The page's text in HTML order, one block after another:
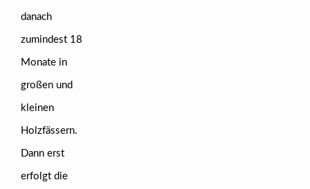
danach
zumindest 18
Monate in
großen und
kleinen
Holzfässern.
Dann erst
erfolgt die